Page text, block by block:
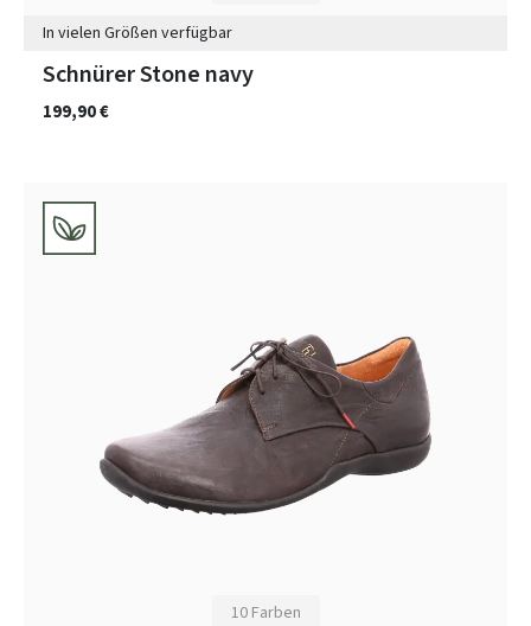
In vielen Größen verfügbar
Schnürer Stone navy
199,90 €
10 Farben